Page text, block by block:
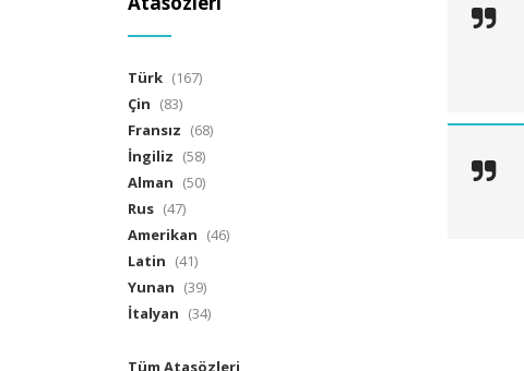
Türk (167)
Çin (83)
Fransız (68)
İngiliz (58)
Alman (50)
Rus (47)
Amerikan (46)
Latin (41)
Yunan (39)
İtalyan (34)
Tüm Atasözleri